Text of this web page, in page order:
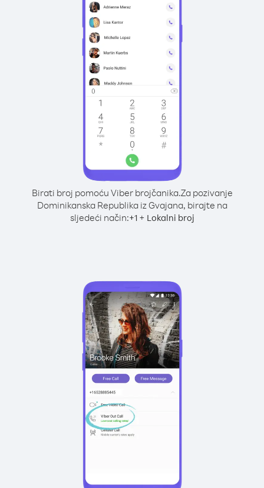
Birati broj pomoću Viber brojčanika.Za pozivanje
Dominikanska Republika iz Gvajana, birajte na
sljedeći način:+1+ Lokalni broj